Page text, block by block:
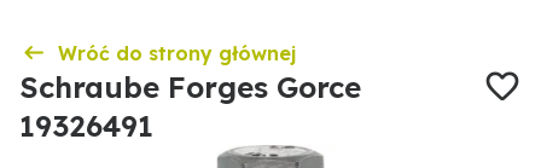
Wróć do strony głównej
Schraube Forges Gorce
19326491